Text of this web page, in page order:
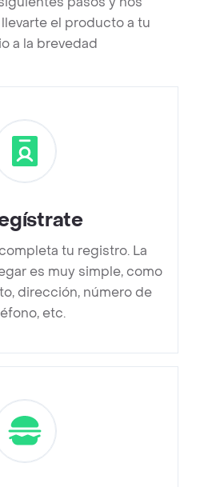
el producto a tu
a la brevedad
tu registro. La
es muy simple, como
dirección, número de
etc.